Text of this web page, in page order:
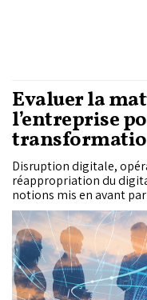
Évaluer la
l’entreprise
Disruption digitale,
réappropriation du
notions mis en avant
intitulée «La maturité
acculturation digitale».